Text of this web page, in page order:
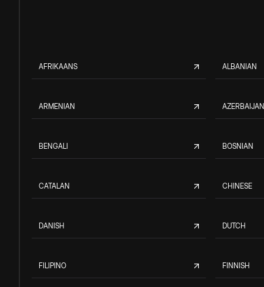
AFRIKAANS ALBANIAN
ARMENIAN AZERBAIJANI
BENGALI BOSNIAN
CATALAN CHINESE
DANISH DUTCH
FILIPINO FINNISH